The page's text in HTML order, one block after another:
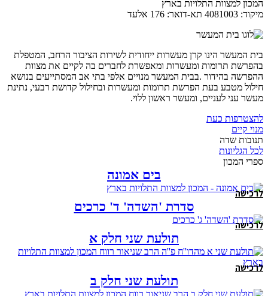
המכון למצוות התלויות בארץ
מיקוד: 4081003 תא-דואר: 176 אלעד
בית המעשר הינו קרן מעשרות ייחודית לשירות הציבור הרחב, המטפלת
בהפרשת תרומות ומעשרות ומאפשרת לחברים בה לקיים את מצוות
ההפרשה בהידור .בבית המעשר מנויים אלפי בתי אב המסתייעים בנושא
חילול מטבע בעת הפרשת תרומות ומעשרות ובחילול קדושת רבעי, נתינת
מעשר עני לעניים, ומעשר ראשון ללוי.
להצטרפות כעת
מנוי קיים
תנובות שדה
לכל הגליונות
ספרי המכון
בים אמונה
לרכישה
סדרת 'השדה' ד' כרכים
לרכישה
תולעת שני חלק א
לרכישה
תולעת שני חלק ב